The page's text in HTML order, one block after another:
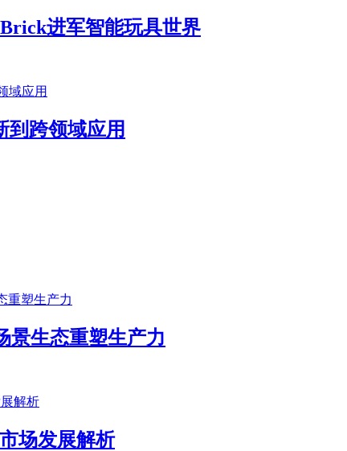
进军智能玩具世界
到跨领域应用
景生态重塑生产力
场发展解析